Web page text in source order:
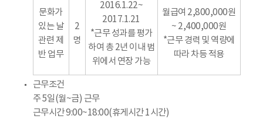
문화가
있는 날
관련 제
반 업무
2
명
2016.1.22~
2017.1.21
*근무 성과를 평가
하여 총 2년 이내 범
위에서 연장 가능
월급여 2,800,000원
~ 2,400,000원
*근무 경력 및 역량에
따라 차등 적용
근무조건
주 5일(월~금) 근무
근무시간 9:00~18:00(휴게시간 1시간)